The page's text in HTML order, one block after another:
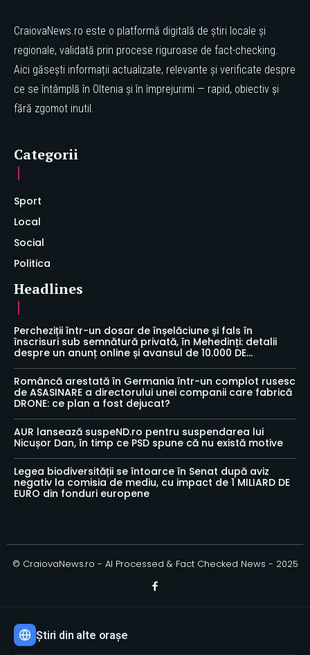
CraiovaNews.ro este o platformă digitală de știri locale și
regionale, validată prin procese riguroase de fact-checking.
Aici găsești informații actualizate, relevante și verificate despre
ce se întâmplă în Oltenia și în împrejurimi — rapid, obiectiv și
fără zgomot inutil.
Categorii
Sport
Local
Social
Politica
Headlines
Percheziții într-un dosar de înșelăciune și fals în
înscrisuri sub semnătură privată, în Mehedinți: detalii
despre un anunț online și avansul de 10.000 DE...
Româncă arestată în Germania într-un complot rusesc
de ASASINARE a directorului unei companii care fabrică
DRONE: ce plan a fost dejucat?
AUR lansează suspeND.ro pentru suspendarea lui
Nicușor Dan, în timp ce PSD spune că nu există motive
Legea biodiversității se întoarce în Senat după aviz
negativ la comisia de mediu, cu impact de 1 MILIARD DE
EURO din fonduri europene
© CraiovaNews.ro - AI Processed & Fact Checked News - 2025
Știri din alte orașe